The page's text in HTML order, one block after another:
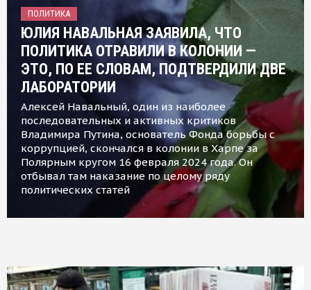
ПОЛИТИКА
ЮЛИЯ НАВАЛЬНАЯ ЗАЯВИЛА, ЧТО
ПОЛИТИКА ОТРАВИЛИ В КОЛОНИИ —
ЭТО, ПО ЕЕ СЛОВАМ, ПОДТВЕРДИЛИ ДВЕ
ЛАБОРАТОРИИ
Алексей Навальный, один из наиболее
последовательных и активных критиков
Владимира Путина, основатель Фонда борьбы с
коррупцией, скончался в колонии в Харпе за
Полярным кругом 16 февраля 2024 года. Он
отбывал там наказание по целому ряду
политических статей